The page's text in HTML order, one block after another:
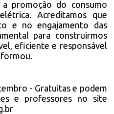
promoção do consumo
Acreditamos que
e no engajamento das
para construirmos
eficiente e responsável
- Gratuitas e podem
e professores no site